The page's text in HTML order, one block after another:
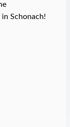
Schonach!